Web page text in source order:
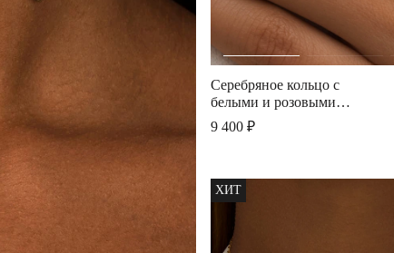
Серебряное кольцо с
белыми и розовыми
сердцами
9 400 ₽
ХИТ